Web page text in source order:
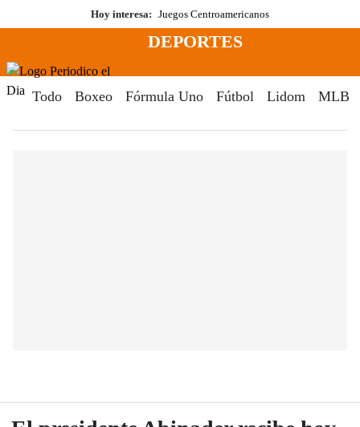
al
Hoy interesa: Juegos Centroamericanos
Menú
DEPORTES
Todo Boxeo Fórmula Uno Fútbol Lidom MLB